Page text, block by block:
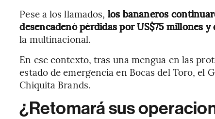
Pese a los llamados, los bananeros
desencadenó pérdidas por US$75 millones
la multinacional.
En ese contexto, tras una mengua en las
estado de emergencia en Bocas del Toro, el
Chiquita Brands.
¿Retomará sus